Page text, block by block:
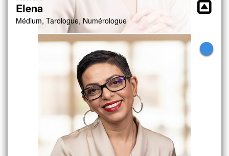
Elena
Médium, Tarologue, Numérologue